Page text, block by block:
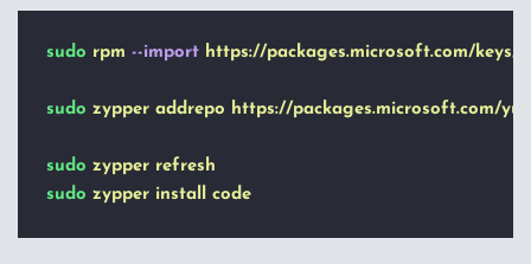
sudo rpm --import https://packages.microsoft.com/keys/
sudo zypper addrepo https://packages.microsoft.com/
sudo zypper refresh
sudo zypper install code